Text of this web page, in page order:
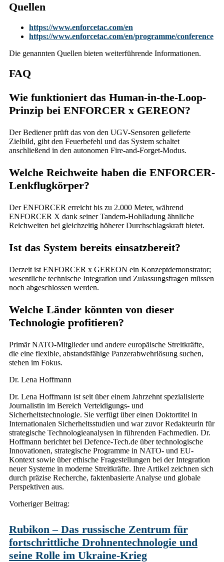
Quellen
https://www.enforcetac.com/en
https://www.enforcetac.com/en/programme/conference
Die genannten Quellen bieten weiterführende Informationen.
FAQ
Wie funktioniert das Human-in-the-Loop-
Prinzip bei ENFORCER x GEREON?
Der Bediener prüft das von den UGV-Sensoren gelieferte
Zielbild, gibt den Feuerbefehl und das System schaltet
anschließend in den autonomen Fire-and-Forget-Modus.
Welche Reichweite haben die ENFORCER-
Lenkflugkörper?
Der ENFORCER erreicht bis zu 2.000 Meter, während
ENFORCER X dank seiner Tandem-Hohlladung ähnliche
Reichweiten bei gleichzeitig höherer Durchschlagskraft bietet.
Ist das System bereits einsatzbereit?
Derzeit ist ENFORCER x GEREON ein Konzeptdemonstrator;
wesentliche technische Integration und Zulassungsfragen müssen
noch abgeschlossen werden.
Welche Länder könnten von dieser
Technologie profitieren?
Primär NATO-Mitglieder und andere europäische Streitkräfte,
die eine flexible, abstandsfähige Panzerabwehrlösung suchen,
stehen im Fokus.
Dr. Lena Hoffmann
Dr. Lena Hoffmann ist seit über einem Jahrzehnt spezialisierte
Journalistin im Bereich Verteidigungs- und
Sicherheitstechnologie. Sie verfügt über einen Doktortitel in
Internationalen Sicherheitsstudien und war zuvor Redakteurin für
strategische Technologieanalysen in führenden Fachmedien. Dr.
Hoffmann berichtet bei Defence-Tech.de über technologische
Innovationen, strategische Programme in NATO- und EU-
Kontext sowie über ethische Fragestellungen bei der Integration
neuer Systeme in moderne Streitkräfte. Ihre Artikel zeichnen sich
durch präzise Recherche, faktenbasierte Analyse und globale
Perspektiven aus.
Post
Vorheriger Beitrag:
Rubikon – Das russische Zentrum für
fortschrittliche Drohnentechnologie und
seine Rolle im Ukraine-Krieg